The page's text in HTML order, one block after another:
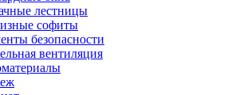
лестницы
софиты
безопасности
вентиляция